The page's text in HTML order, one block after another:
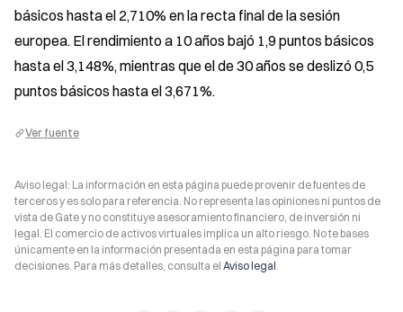
básicos hasta el 2,710% en la recta final de la sesión
europea. El rendimiento a 10 años bajó 1,9 puntos básicos
hasta el 3,148%, mientras que el de 30 años se deslizó 0,5
puntos básicos hasta el 3,671%.
Ver fuente
Aviso legal: La información en esta página puede provenir de fuentes de
terceros y es solo para referencia. No representa las opiniones ni puntos de
vista de Gate y no constituye asesoramiento financiero, de inversión ni
legal. El comercio de activos virtuales implica un alto riesgo. No te bases
únicamente en la información presentada en esta página para tomar
decisiones. Para más detalles, consulta el Aviso legal.